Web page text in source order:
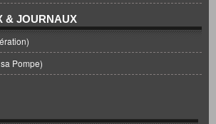
& JOURNAUX
Pompe)